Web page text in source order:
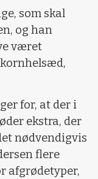
som skal
og han
været
for, at der i
ekstra, der
nødvendigvis
flere
afgrødetyper,